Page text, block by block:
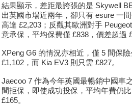
結果顯示，差距最誇張的是 Skywell
出英國市場近兩年，卻只有 esure 一
高達 £2,203；反觀其歐洲對手
意承保，平均保費僅 £838，價差超過
XPeng G6 的情況亦相近，僅 5 間保
£1,102，而 Kia EV3 則只需 £827。
Jaecoo 7 作為今年英國最暢銷中國車
間拒保，即使成功投保，平均年費仍
£165。